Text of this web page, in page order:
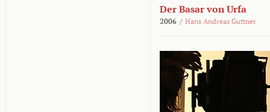
Der Basar von Urfa
2006 / Hans Andreas Guttner